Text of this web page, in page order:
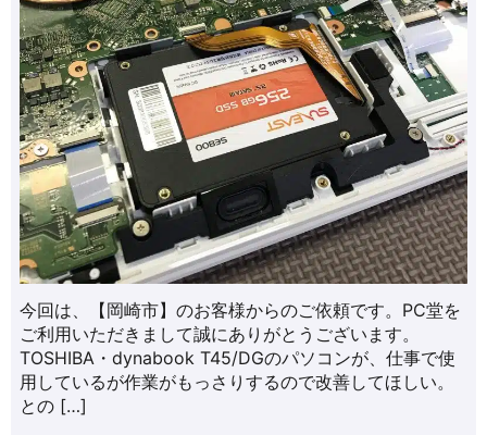
今回は、【岡崎市】のお客様からのご依頼です。PC堂を
ご利用いただきまして誠にありがとうございます。
TOSHIBA・dynabook T45/DGのパソコンが、仕事で使
用しているが作業がもっさりするので改善してほしい。
との […]